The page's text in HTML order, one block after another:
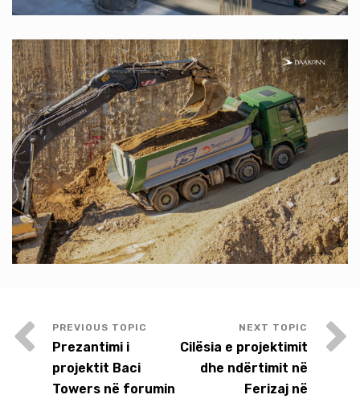
Prezantimi i
projektit Baci
Towers në forumin
Cilësia e projektimit
dhe ndërtimit në
Ferizaj në